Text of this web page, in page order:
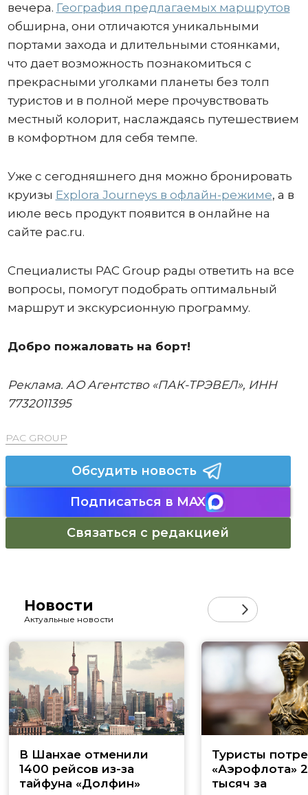
вечера. География предлагаемых маршрутов
обширна, они отличаются уникальными
портами захода и длительными стоянками,
что дает возможность познакомиться с
прекрасными уголками планеты без толп
туристов и в полной мере прочувствовать
местный колорит, наслаждаясь путешествием
в комфортном для себя темпе.
Уже с сегодняшнего дня можно бронировать
круизы Explora Journeys в офлайн-режиме, а в
июле весь продукт появится в онлайне на
сайте pac.ru.
Специалисты PAC Group рады ответить на все
вопросы, помогут подобрать оптимальный
маршрут и экскурсионную программу.
Добро пожаловать на борт!
Реклама. АО Агентство «ПАК-ТРЭВЕЛ», ИНН
7732011395
PAC GROUP
Обсудить новость
Подписаться в MAX
Связаться с редакцией
Новости
Актуальные новости
В Шанхае отменили
1400 рейсов из-за
тайфуна «Долфин»
Туристы
«Аэрофлота»
тысяч за